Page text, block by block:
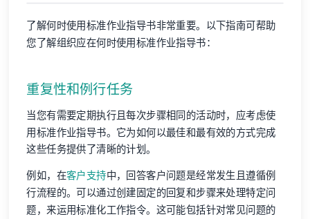
了解何时使用标准作业指导书非常重要。以下指南可帮助
您了解组织应在何时使用标准作业指导书：
重复性和例行任务
当您有需要定期执行且每次步骤相同的活动时，应考虑使
用标准作业指导书。它为如何以最佳和最有效的方式完成
这些任务提供了清晰的计划。
例如，在客户支持中，回答客户问题是经常发生且遵循例
行流程的。可以通过创建固定的回复和步骤来处理特定问
题，来运用标准化工作指令。这可能包括针对常见问题的